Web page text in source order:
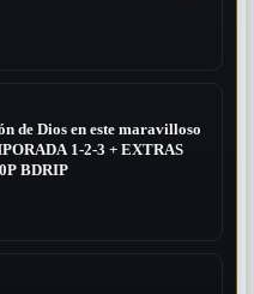
de Dios en este maravilloso
1-2-3 + EXTRAS
BDRIP